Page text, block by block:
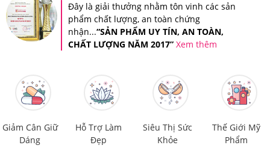
Giảm Cân An Toàn
Ngoài ra, Hệ thống Giảm Cân An Toàn còn áp dụng tem
chống giả riêng của Hệ thống trên tất cả sản phẩm để
quý khách hàng có thể đảm bảo quyền lợi của người tiêu
Đây là giải thưởng nhằm tôn vinh các sản
phẩm chất lượng, an toàn chứng
nhận...“SẢN PHẨM UY TÍN, AN TOÀN,
CHẤT LƯỢNG NĂM 2017” Xem thêm
Giảm Cân Giữ
Dáng
Hỗ Trợ Làm
Đẹp
Siêu Thị Sức
Khỏe
Thế Giới Mỹ
Phẩm